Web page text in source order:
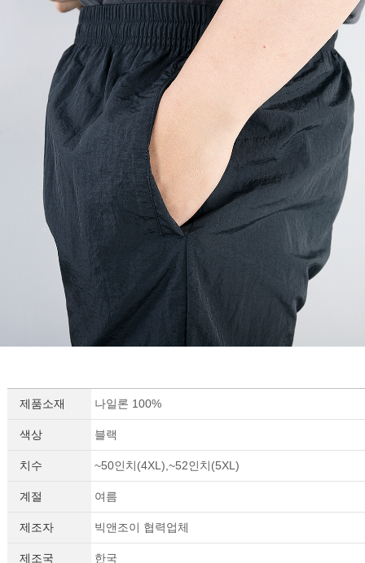
제품소재 나일론 100%
색상 블랙
치수 ~50인치(4XL),~52인치(5XL)
계절 여름
제조자 빅앤조이 협력업체
제조국 한국